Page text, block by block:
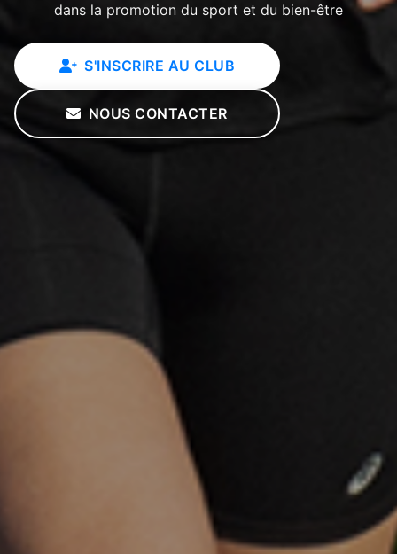
dans la promotion du sport et du bien-être
S'INSCRIRE AU CLUB
NOUS CONTACTER